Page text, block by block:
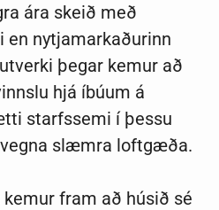
ára skeið með
en nytjamarkaðurinn
þegar kemur að
hjá íbúum á
starfssemi í þessu
slæmra loftgæða.
fram að húsið sé